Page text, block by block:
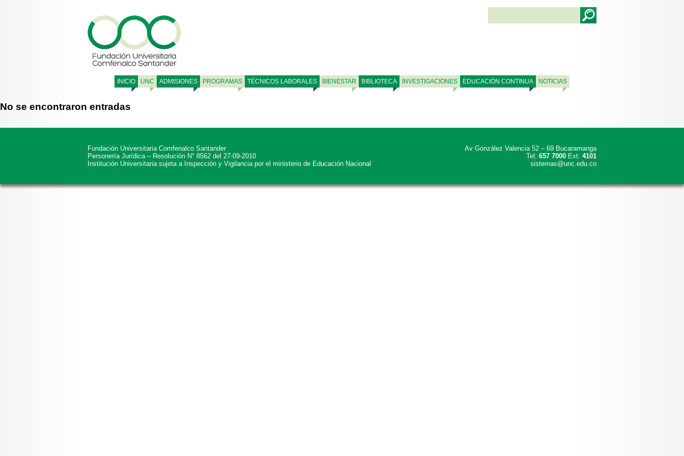
INICIO UNC ADMISIONES PROGRAMAS TÉCNICOS LABORALES BIENESTAR BIBLIOTECA INVESTIGACIONES EDUCACIÓN CONTINUA NOTICIAS
No se encontraron entradas
Fundación Universitaria Comfenalco Santander
Personería Jurídica – Resolución N° 8562 del 27-09-2010
Institución Universitaria sujeta a Inspección y Vigilancia por el ministerio de Educación Nacional
Av González Valencia 52 – 69 Bucaramanga
Tel; 657 7000 Ext: 4101
sistemas@unc.edu.co